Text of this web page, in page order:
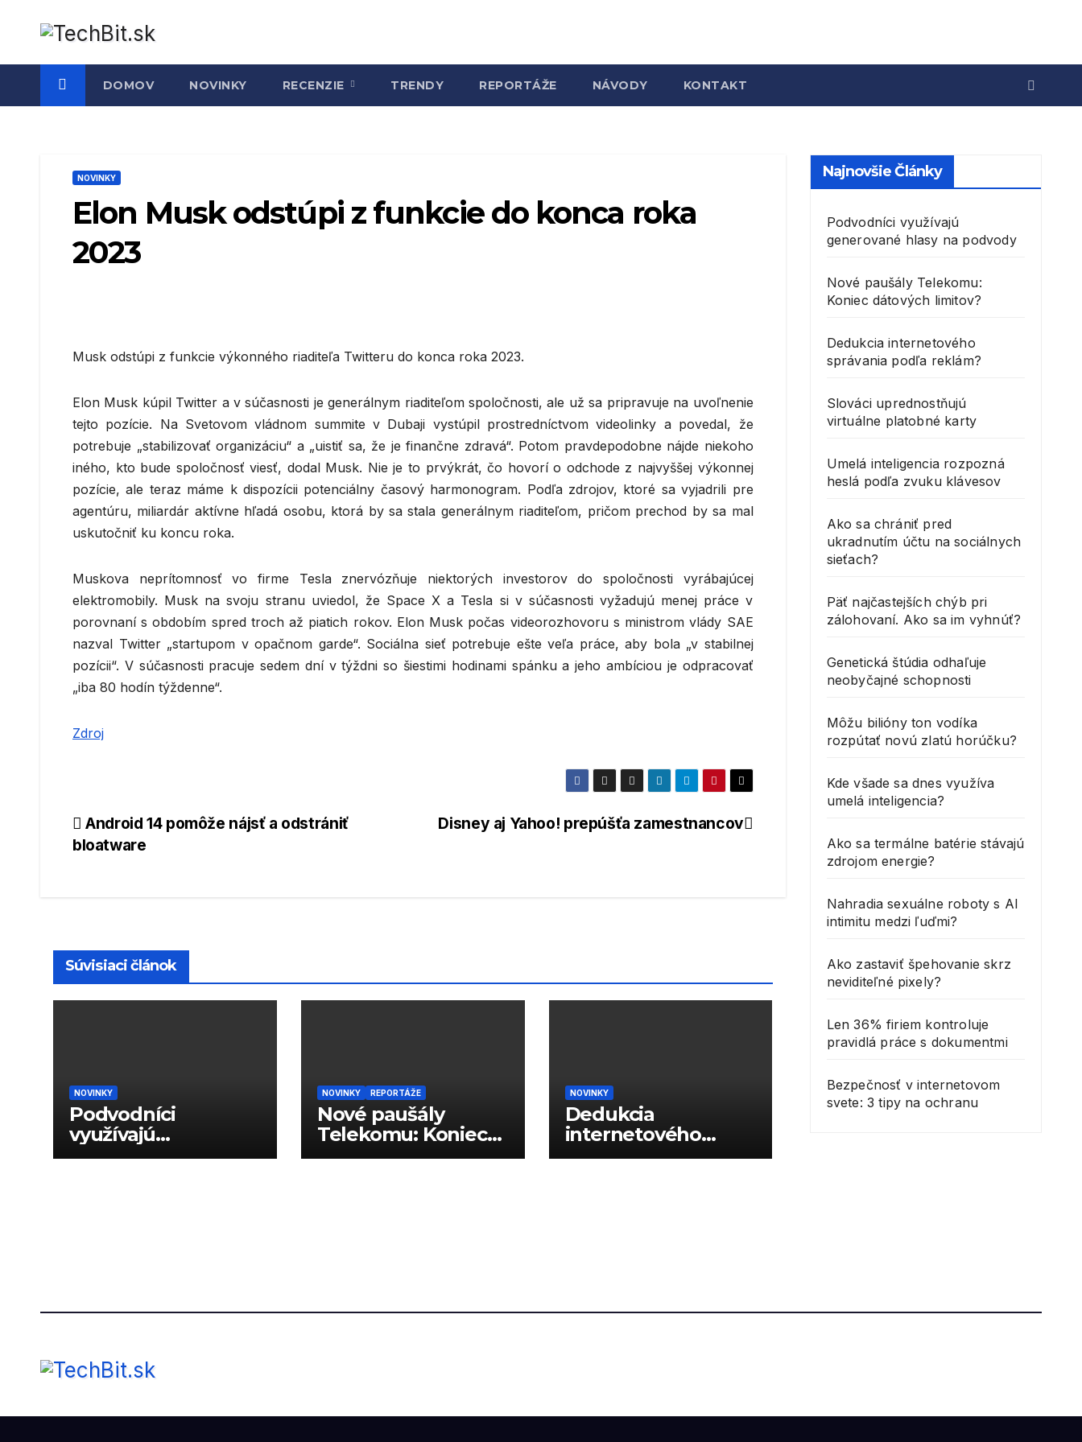
DOMOV NOVINKY RECENZIE TRENDY REPORTÁŽE NÁVODY KONTAKT
NOVINKY
Elon Musk odstúpi z funkcie do konca roka
2023
Musk odstúpi z funkcie výkonného riaditeľa Twitteru do konca roka 2023.
Elon Musk kúpil Twitter a v súčasnosti je generálnym riaditeľom spoločnosti, ale už sa pripravuje na uvoľnenie
tejto pozície. Na Svetovom vládnom summite v Dubaji vystúpil prostredníctvom videolinky a povedal, že
potrebuje „stabilizovať organizáciu“ a „uistiť sa, že je finančne zdravá“. Potom pravdepodobne nájde niekoho
iného, kto bude spoločnosť viesť, dodal Musk. Nie je to prvýkrát, čo hovorí o odchode z najvyššej výkonnej
pozície, ale teraz máme k dispozícii potenciálny časový harmonogram. Podľa zdrojov, ktoré sa vyjadrili pre
agentúru, miliardár aktívne hľadá osobu, ktorá by sa stala generálnym riaditeľom, pričom prechod by sa mal
uskutočniť ku koncu roka.
Muskova neprítomnosť vo firme Tesla znervózňuje niektorých investorov do spoločnosti vyrábajúcej
elektromobily. Musk na svoju stranu uviedol, že Space X a Tesla si v súčasnosti vyžadujú menej práce v
porovnaní s obdobím spred troch až piatich rokov. Elon Musk počas videorozhovoru s ministrom vlády SAE
nazval Twitter „startupom v opačnom garde“. Sociálna sieť potrebuje ešte veľa práce, aby bola „v stabilnej
pozícii“. V súčasnosti pracuje sedem dní v týždni so šiestimi hodinami spánku a jeho ambíciou je odpracovať
„iba 80 hodín týždenne“.
Zdroj
Navigácia
Disney aj Yahoo! prepúšťa zamestnancov
Android 14 pomôže nájsť a odstrániť
bloatware
Súvisiaci článok
NOVINKY
Podvodníci
využívajú
generované hlasy
NOVINKY REPORTÁŽE
Nové paušály
Telekomu: Koniec
dátových limitov?
NOVINKY
Dedukcia
internetového
správania podľa
Najnovšie Články
Podvodníci využívajú
generované hlasy na podvody
Nové paušály Telekomu:
Koniec dátových limitov?
Dedukcia internetového
správania podľa reklám?
Slováci uprednostňujú
virtuálne platobné karty
Umelá inteligencia rozpozná
heslá podľa zvuku klávesov
Ako sa chrániť pred
ukradnutím účtu na sociálnych
sieťach?
Päť najčastejších chýb pri
zálohovaní. Ako sa im vyhnúť?
Genetická štúdia odhaľuje
neobyčajné schopnosti
Môžu bilióny ton vodíka
rozpútať novú zlatú horúčku?
Kde všade sa dnes využíva
umelá inteligencia?
Ako sa termálne batérie stávajú
zdrojom energie?
Nahradia sexuálne roboty s AI
intimitu medzi ľuďmi?
Ako zastaviť špehovanie skrz
neviditeľné pixely?
Len 36% firiem kontroluje
pravidlá práce s dokumentmi
Bezpečnosť v internetovom
svete: 3 tipy na ochranu